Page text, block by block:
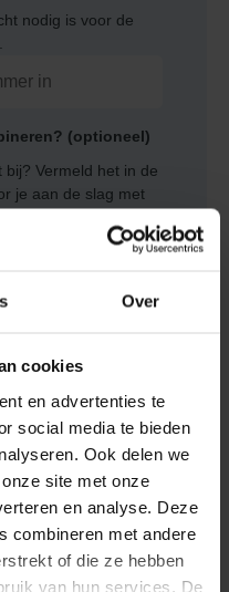
Over
cookies
en advertenties te
social media te bieden
Ook delen we
site met onze
en analyse. Deze
combineren met andere
of die ze hebben
van hun services. De
nodig is voor de
(optioneel)
Vermeld het in de
je aan de slag met